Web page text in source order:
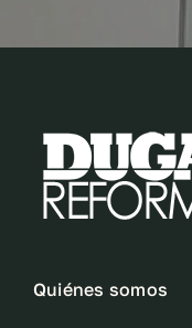
Quiénes somos